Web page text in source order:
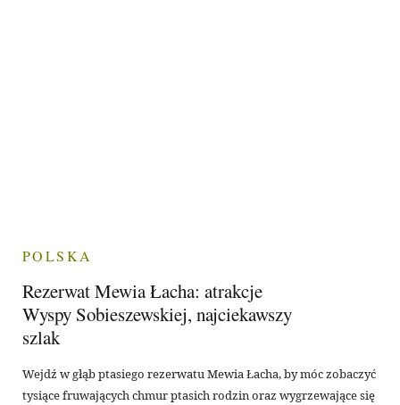
POLSKA
Rezerwat Mewia Łacha: atrakcje
Wyspy Sobieszewskiej, najciekawszy
szlak
Wejdź w głąb ptasiego rezerwatu Mewia Łacha, by móc zobaczyć
tysiące fruwających chmur ptasich rodzin oraz wygrzewające się